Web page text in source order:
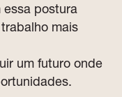
essa postura
mais
um futuro onde